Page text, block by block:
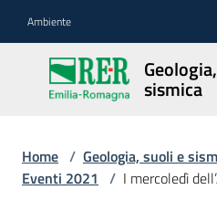
Ambiente
sismica
Geologia,
suoli e
sismica
Geologia
Home / Geologia, suoli e
Eventi 2021 / I mercoledì